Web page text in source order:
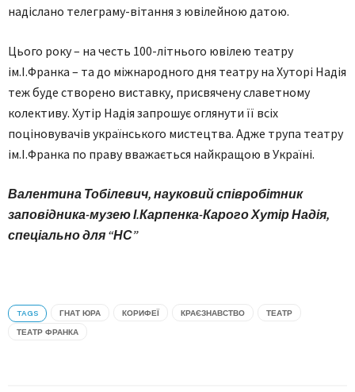
надіслано телеграму-вітання з ювілейною датою.
Цього року – на честь 100-літнього ювілею театру
ім.І.Франка – та до міжнародного дня театру на Хуторі Надія
теж буде створено виставку, присвячену славетному
колективу. Хутір Надія запрошує оглянути її всіх
поціновувачів українського мистецтва. Адже трупа театру
ім.І.Франка по праву вважається найкращою в Україні.
Валентина Тобілевич, науковий співробітник
заповідника-музею І.Карпенка-Карого Хутір Надія,
спеціально для “НС”
TAGS ГНАТ ЮРА КОРИФЕЇ КРАЄЗНАВСТВО ТЕАТР
ТЕАТР ФРАНКА